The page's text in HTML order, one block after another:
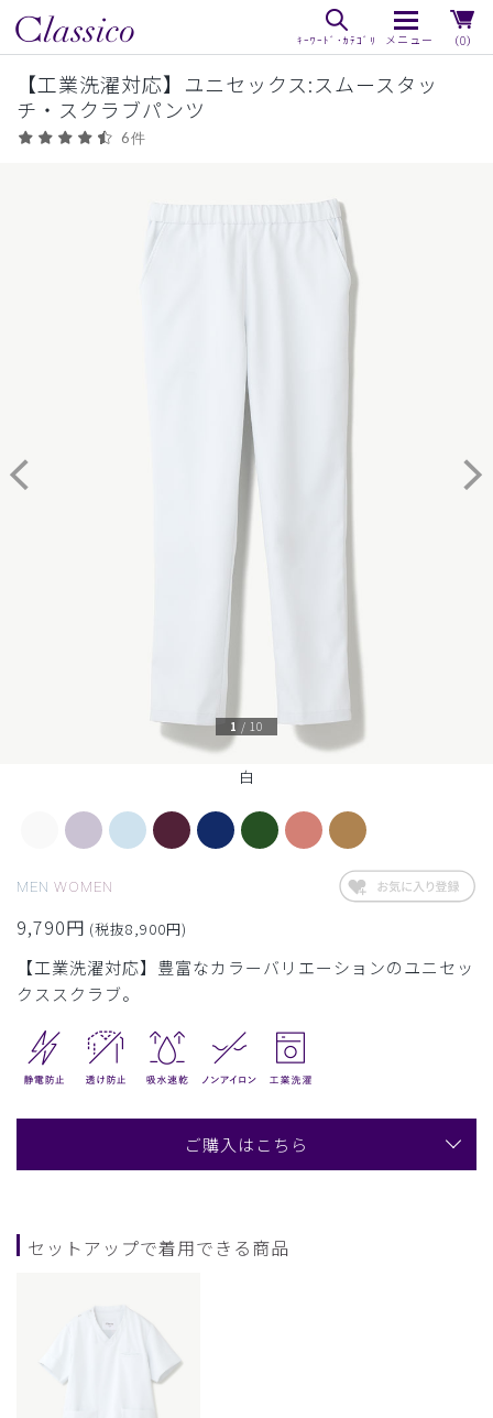
（0）
【工業洗濯対応】ユニセックス:スムースタッ
チ・スクラブパンツ
6件
白
1 / 10
MEN WOMEN
9,790円 (税抜8,900円)
【工業洗濯対応】豊富なカラーバリエーションのユニセッ
クススクラブ。
ご購入はこちら
セットアップで着用できる商品